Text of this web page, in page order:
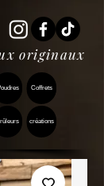
originaux
Coffrets
créations